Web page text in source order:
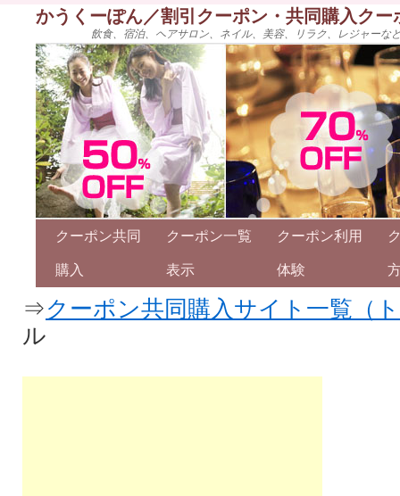
かうくーぽん／割引クーポン・共同購入ク
飲食、宿泊、ヘアサロン、ネイル、美容、リラク、レジャー
クーポン共同
購入
クーポン一覧
表示
クーポン利用
体験
⇒クーポン共同購入サイト一覧（
ル